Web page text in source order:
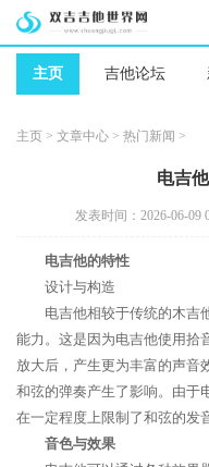
主页 吉他论坛
主页 > 文章中心 > 热门新闻 >
电吉
发表时间：2026-06-09
电吉他的特性
设计与构造
电吉他相较于传统的木吉
能力。这是因为电吉他使用拾
放大后，产生更为丰富的声音
和弦的弹奏产生了影响。由于
在一定程度上限制了和弦的发
音色与效果